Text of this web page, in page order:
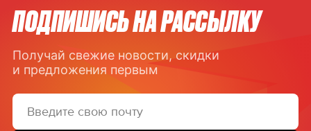
ПОДПИШИСЬ НА РАССЫЛКУ
Получай свежие новости, скидки
и предложения первым